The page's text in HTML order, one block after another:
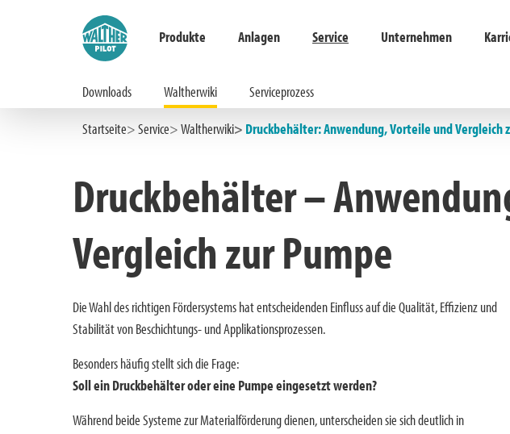
Hauptinhalt springen
Zur Suche springen
Zur Hauptnavigation springen
Produkte Anlagen Service Unternehmen
Downloads Waltherwiki
Serviceprozess
Startseite
Service Waltherwiki Druckbehälter: Anwendung, Vorteile und Vergleich
Druckbehälter –
Vergleich zur Pumpe
Die Wahl des richtigen Fördersystems hat entscheidenden Einfluss auf die Qualität, Effizienz und
Stabilität von Beschichtungs- und Applikationsprozessen.
Besonders häufig stellt sich die Frage:
Soll ein Druckbehälter oder eine Pumpe eingesetzt werden?
Während beide Systeme zur Materialförderung dienen, unterscheiden sie sich deutlich in